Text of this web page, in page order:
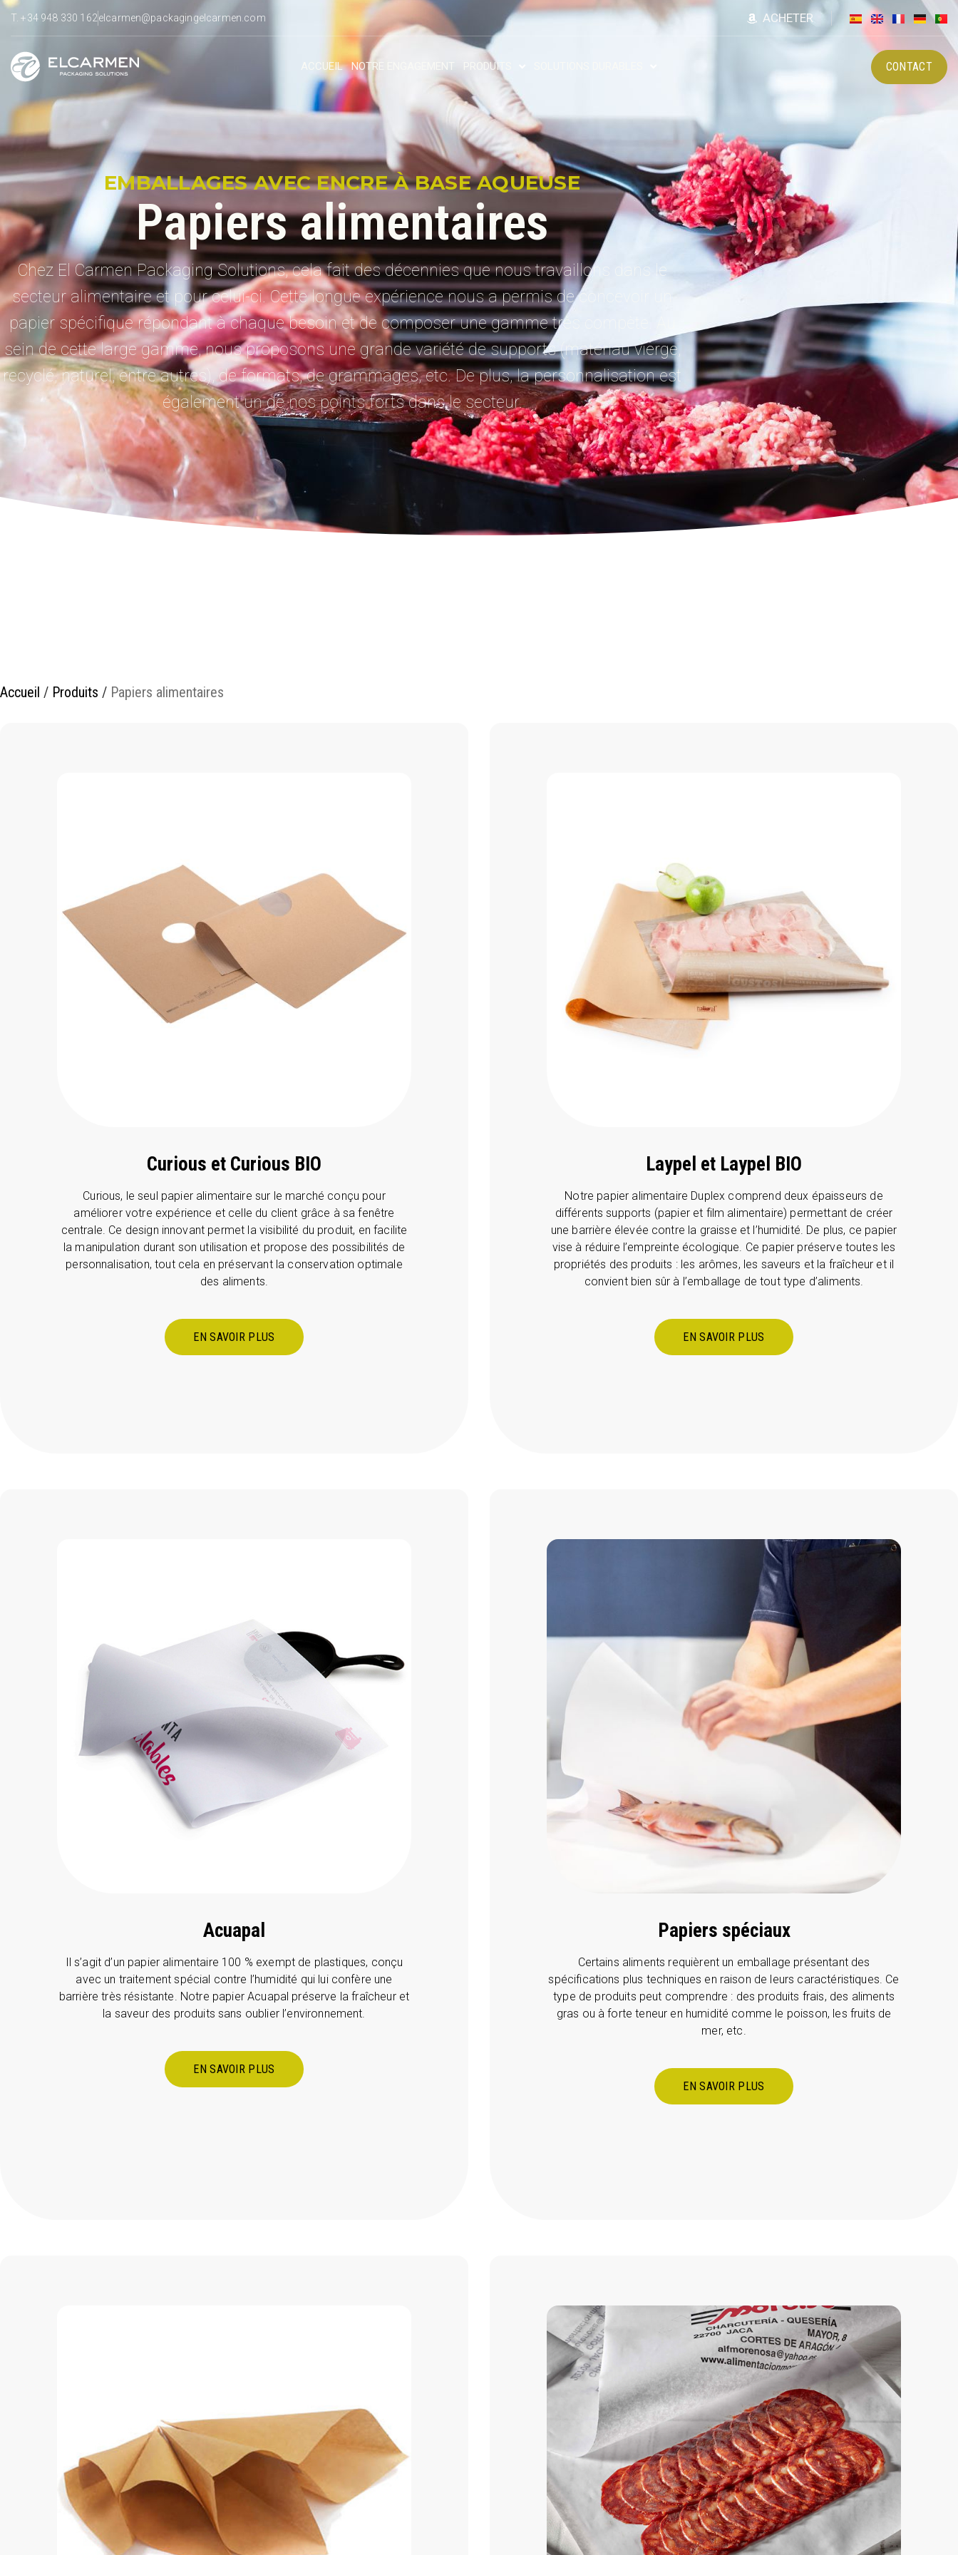
T. +34 948 330 162elcarmen@packagingelcarmen.com ACHETER
ACCUEIL NOTRE ENGAGEMENT PRODUITS CONTACT
EMBALLAGES AVEC ENCRE À BASE AQUEUSE
Papiers alimentaires
Chez El Carmen Packaging Solutions, cela fait des décennies que nous travaillons dans le
secteur alimentaire et pour celui-ci. Cette longue expérience nous a permis de concevoir un
papier spécifique répondant à chaque besoin et de composer une gamme très compète. Au
sein de cette large gamme, nous proposons une grande variété de supports (matériau vierge,
recyclé, naturel, entre autres), de formats, de grammages, etc. De plus, la personnalisation est
également un de nos points forts dans le secteur.
Accueil / Produits / Papiers alimentaires
Curious et Curious BIO
Curious, le seul papier alimentaire sur le marché conçu pour
améliorer votre expérience et celle du client grâce à sa fenêtre
centrale. Ce design innovant permet la visibilité du produit, en facilite
la manipulation durant son utilisation et propose des possibilités de
personnalisation, tout cela en préservant la conservation optimale
des aliments.
EN SAVOIR PLUS
Laypel et Laypel BIO
Notre papier alimentaire Duplex comprend deux épaisseurs de
différents supports (papier et film alimentaire) permettant de créer
une barrière élevée contre la graisse et l’humidité. De plus, ce papier
vise à réduire l’empreinte écologique. Ce papier préserve toutes les
propriétés des produits : les arômes, les saveurs et la fraîcheur et il
convient bien sûr à l’emballage de tout type d’aliments.
EN SAVOIR PLUS
Acuapal
Il s’agit d’un papier alimentaire 100 % exempt de plastiques, conçu
avec un traitement spécial contre l’humidité qui lui confère une
barrière très résistante. Notre papier Acuapal préserve la fraîcheur et
la saveur des produits sans oublier l’environnement.
EN SAVOIR PLUS
Papiers spéciaux
Certains aliments requièrent un emballage présentant des
spécifications plus techniques en raison de leurs caractéristiques. Ce
type de produits peut comprendre : des produits frais, des aliments
gras ou à forte teneur en humidité comme le poisson, les fruits de
mer, etc.
EN SAVOIR PLUS